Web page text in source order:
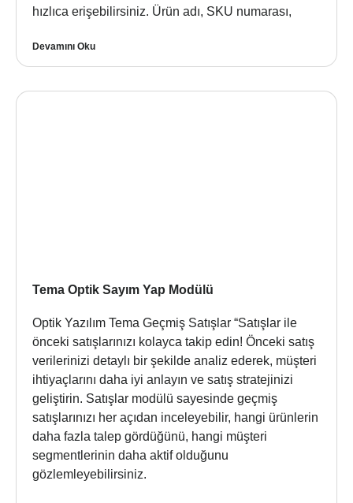
hızlıca erişebilirsiniz. Ürün adı, SKU numarası,
Devamını Oku
Tema Optik Sayım Yap Modülü
Optik Yazılım Tema Geçmiş Satışlar “Satışlar ile
önceki satışlarınızı kolayca takip edin! Önceki satış
verilerinizi detaylı bir şekilde analiz ederek, müşteri
ihtiyaçlarını daha iyi anlayın ve satış stratejinizi
geliştirin. Satışlar modülü sayesinde geçmiş
satışlarınızı her açıdan inceleyebilir, hangi ürünlerin
daha fazla talep gördüğünü, hangi müşteri
segmentlerinin daha aktif olduğunu
gözlemleyebilirsiniz.